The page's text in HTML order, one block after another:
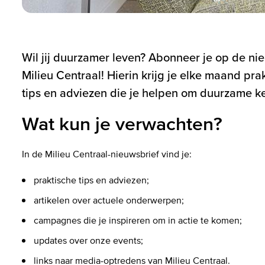
Wil jij duurzamer leven? Abonneer je op de
Milieu Centraal! Hierin krijg je elke maand
tips en adviezen die je helpen om duurzame
Wat kun je verwachten?
In de Milieu Centraal-nieuwsbrief vind je:
praktische tips en adviezen;
artikelen over actuele onderwerpen;
campagnes die je inspireren om in actie te komen;
updates over onze events;
links naar media-optredens van Milieu Centraal.